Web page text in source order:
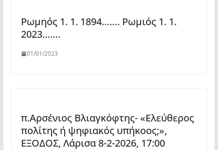
Ρωμηός 1. 1. 1894……. Ρωμιός 1. 1.
2023…….
01/01/2023
π.Αρσένιος Βλιαγκόφτης- «Ελεύθερος
πολίτης ή ψηφιακός υπήκοος;»,
ΕΞΟΔΟΣ, Λάρισα 8-2-2026, 17:00